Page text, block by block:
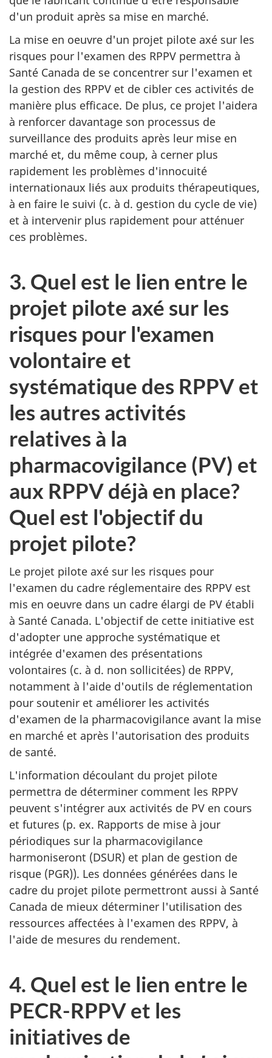
d'un produit après sa mise en marché.
La mise en oeuvre d'un projet pilote axé sur les
risques pour l'examen des RPPV permettra à
Santé Canada de se concentrer sur l'examen et
la gestion des RPPV et de cibler ces activités de
manière plus efficace. De plus, ce projet l'aidera
à renforcer davantage son processus de
surveillance des produits après leur mise en
marché et, du même coup, à cerner plus
rapidement les problèmes d'innocuité
internationaux liés aux produits thérapeutiques,
à en faire le suivi (c. à d. gestion du cycle de vie)
et à intervenir plus rapidement pour atténuer
ces problèmes.
3. Quel est le lien entre le
projet pilote axé sur les
risques pour l'examen
volontaire et
systématique des RPPV et
les autres activités
relatives à la
pharmacovigilance (PV) et
aux RPPV déjà en place?
Quel est l'objectif du
projet pilote?
Le projet pilote axé sur les risques pour
l'examen du cadre réglementaire des RPPV est
mis en oeuvre dans un cadre élargi de PV établi
à Santé Canada. L'objectif de cette initiative est
d'adopter une approche systématique et
intégrée d'examen des présentations
volontaires (c. à d. non sollicitées) de RPPV,
notamment à l'aide d'outils de réglementation
pour soutenir et améliorer les activités
d'examen de la pharmacovigilance avant la mise
en marché et après l'autorisation des produits
de santé.
L'information découlant du projet pilote
permettra de déterminer comment les RPPV
peuvent s'intégrer aux activités de PV en cours
et futures (p. ex. Rapports de mise à jour
périodiques sur la pharmacovigilance
harmoniseront (DSUR) et plan de gestion de
risque (PGR)). Les données générées dans le
cadre du projet pilote permettront aussi à Santé
Canada de mieux déterminer l'utilisation des
ressources affectées à l'examen des RPPV, à
l'aide de mesures du rendement.
4. Quel est le lien entre le
PECR-RPPV et les
initiatives de